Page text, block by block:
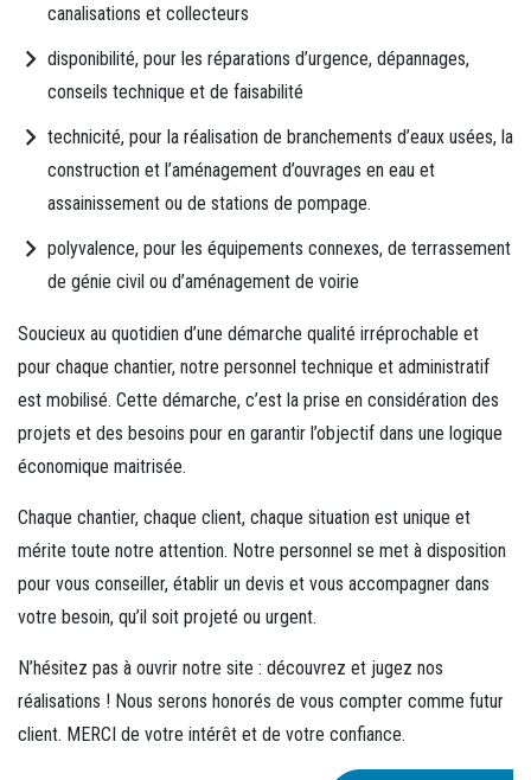
canalisations et collecteurs
disponibilité, pour les réparations d’urgence, dépannages,
conseils technique et de faisabilité
technicité, pour la réalisation de branchements d’eaux usées, la
construction et l’aménagement d’ouvrages en eau et
assainissement ou de stations de pompage.
polyvalence, pour les équipements connexes, de terrassement
de génie civil ou d’aménagement de voirie
Soucieux au quotidien d’une démarche qualité irréprochable et
pour chaque chantier, notre personnel technique et administratif
est mobilisé. Cette démarche, c’est la prise en considération des
projets et des besoins pour en garantir l’objectif dans une logique
économique maitrisée.
Chaque chantier, chaque client, chaque situation est unique et
mérite toute notre attention. Notre personnel se met à disposition
pour vous conseiller, établir un devis et vous accompagner dans
votre besoin, qu’il soit projeté ou urgent.
N’hésitez pas à ouvrir notre site : découvrez et jugez nos
réalisations ! Nous serons honorés de vous compter comme futur
client. MERCI de votre intérêt et de votre confiance.